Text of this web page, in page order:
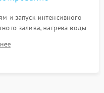
и запуск интенсивного
залива, нагрева воды
посторонних шумов,
сухости в поддоне.